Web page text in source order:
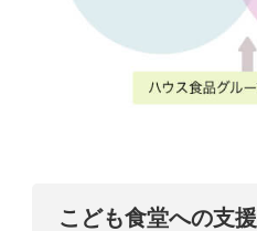
こども食堂への支援